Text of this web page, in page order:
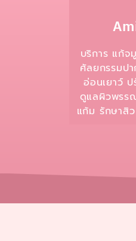
บริการ แก้จ
ศัลยกรรมป
อ่อนเยาว์
ดูแลผิวพรร
แก้ม รักษาสิ